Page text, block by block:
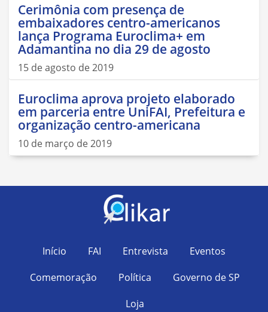
Cerimônia com presença de
embaixadores centro-americanos
lança Programa Euroclima+ em
Adamantina no dia 29 de agosto
15 de agosto de 2019
Euroclima aprova projeto elaborado
em parceria entre UniFAI, Prefeitura e
organização centro-americana
10 de março de 2019
Início FAI Entrevista
Eventos
Comemoração
Política
Governo de SP
Loja